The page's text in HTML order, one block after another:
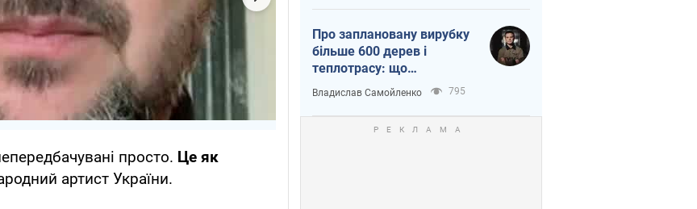
просто. Це як
артист України.
Про заплановану вирубку
більше 600 дерев і
теплотрасу: що
відбувається на Теремках
у Києві
Владислав Самойленко 795